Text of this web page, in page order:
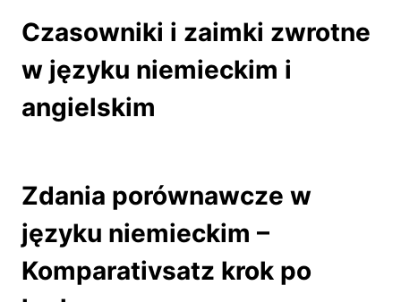
Czasowniki i zaimki zwrotne
w języku niemieckim i
angielskim
Zdania porównawcze w
języku niemieckim –
Komparativsatz krok po